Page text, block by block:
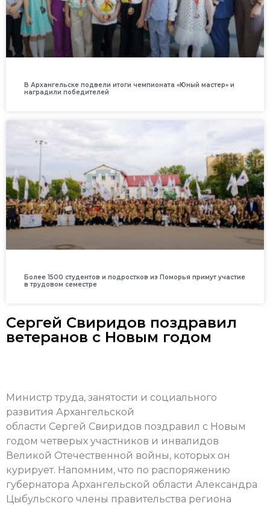
В Архангельске подвели итоги чемпионата «Юный мастер» и
наградили победителей
Более 1500 студентов и подростков из Поморья примут участие
в трудовом семестре
Сергей Свиридов поздравил
ветеранов с Новым годом
Министр труда, занятости и социального
развития Архангельской
области Сергей Свиридов поздравил с Новым
годом четверых участников и инвалидов
Великой Отечественной войны, которых он
курирует. Напомним, что по распоряжению
губернатора Архангельской области Александра
Цыбульского члены правительства региона